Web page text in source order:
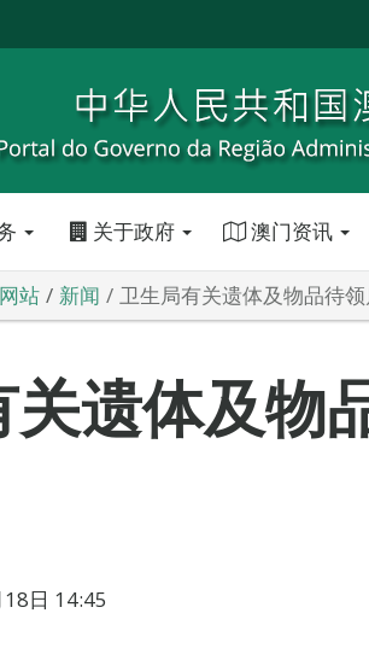
关于政府 澳门资讯
站 新闻 卫生局有关遗体及物品待
遗体及物
日 14:45